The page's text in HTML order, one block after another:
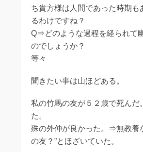
ち貴方様は人間であった時期も
るわけですね？
Q⇒どのような過程を経られて
のでしょうか？
等々
聞きたい事は山ほどある。
私の竹馬の友が５２歳で死んだ
た。
殊の外仲が良かった。⇒無教養
の友？”とほざいていた。